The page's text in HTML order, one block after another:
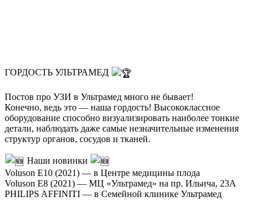
ГОРДОСТЬ УЛЬТРАМЕД
Постов про УЗИ в Ультрамед много не бывает!
Конечно, ведь это — наша гордость! Высококлассное
оборудование способно визуализировать наиболее тонкие
детали, наблюдать даже самые незначительные изменения
структур органов, сосудов и тканей.
Наши новинки
Voluson Е10 (2021) — в Центре медицины плода
Voluson Е8 (2021) — МЦ «Ультрамед» на пр. Ильича, 23А
PHILIPS AFFINITI — в Семейной клинике Ультрамед